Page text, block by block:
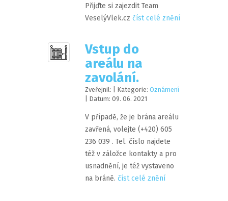
Přijďte si zajezdit Team
VeselýVlek.cz číst celé znění
Vstup do
areálu na
zavolání.
Zveřejnil: | Kategorie: Oznámení
| Datum: 09. 06. 2021
V případě, že je brána areálu
zavřená, volejte (+420) 605
236 039 . Tel. číslo najdete
též v záložce kontakty a pro
usnadnění, je též vystaveno
na bráně. číst celé znění